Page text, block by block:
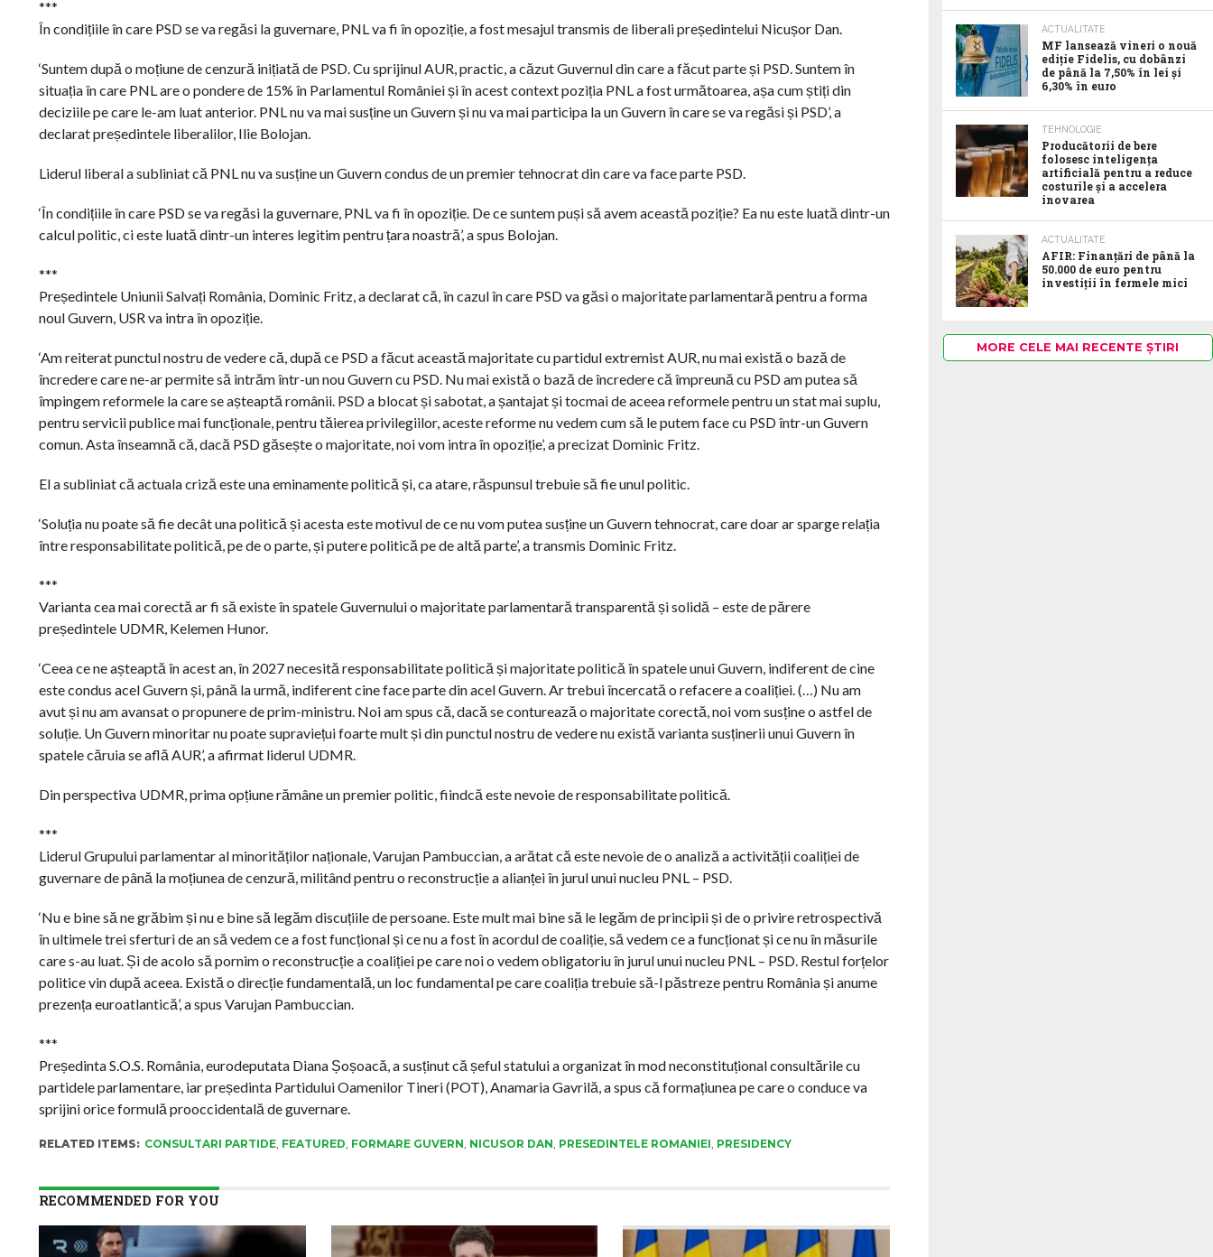
***
În condițiile în care PSD se va regăsi la guvernare, PNL va fi în opoziție, a fost mesajul transmis de liberali președintelui Nicușor Dan.
‘Suntem după o moțiune de cenzură inițiată de PSD. Cu sprijinul AUR, practic, a căzut Guvernul din care a făcut parte și PSD. Suntem în
situația în care PNL are o pondere de 15% în Parlamentul României și în acest context poziția PNL a fost următoarea, așa cum știți din
deciziile pe care le-am luat anterior. PNL nu va mai susține un Guvern și nu va mai participa la un Guvern în care se va regăsi și PSD’, a
declarat președintele liberalilor, Ilie Bolojan.
Liderul liberal a subliniat că PNL nu va susține un Guvern condus de un premier tehnocrat din care va face parte PSD.
‘În condițiile în care PSD se va regăsi la guvernare, PNL va fi în opoziție. De ce suntem puși să avem această poziție? Ea nu este luată dintr-un
calcul politic, ci este luată dintr-un interes legitim pentru țara noastră’, a spus Bolojan.
***
Președintele Uniunii Salvați România, Dominic Fritz, a declarat că, în cazul în care PSD va găsi o majoritate parlamentară pentru a forma
noul Guvern, USR va intra în opoziție.
‘Am reiterat punctul nostru de vedere că, după ce PSD a făcut această majoritate cu partidul extremist AUR, nu mai există o bază de
încredere care ne-ar permite să intrăm într-un nou Guvern cu PSD. Nu mai există o bază de încredere că împreună cu PSD am putea să
împingem reformele la care se așteaptă românii. PSD a blocat și sabotat, a șantajat și tocmai de aceea reformele pentru un stat mai suplu,
pentru servicii publice mai funcționale, pentru tăierea privilegiilor, aceste reforme nu vedem cum să le putem face cu PSD într-un Guvern
comun. Asta înseamnă că, dacă PSD găsește o majoritate, noi vom intra în opoziție’, a precizat Dominic Fritz.
El a subliniat că actuala criză este una eminamente politică și, ca atare, răspunsul trebuie să fie unul politic.
‘Soluția nu poate să fie decât una politică și acesta este motivul de ce nu vom putea susține un Guvern tehnocrat, care doar ar sparge relația
între responsabilitate politică, pe de o parte, și putere politică pe de altă parte’, a transmis Dominic Fritz.
***
Varianta cea mai corectă ar fi să existe în spatele Guvernului o majoritate parlamentară transparentă și solidă – este de părere
președintele UDMR, Kelemen Hunor.
‘Ceea ce ne așteaptă în acest an, în 2027 necesită responsabilitate politică și majoritate politică în spatele unui Guvern, indiferent de cine
este condus acel Guvern și, până la urmă, indiferent cine face parte din acel Guvern. Ar trebui încercată o refacere a coaliției. (…) Nu am
avut și nu am avansat o propunere de prim-ministru. Noi am spus că, dacă se conturează o majoritate corectă, noi vom susține o astfel de
soluție. Un Guvern minoritar nu poate supraviețui foarte mult și din punctul nostru de vedere nu există varianta susținerii unui Guvern în
spatele căruia se află AUR’, a afirmat liderul UDMR.
Din perspectiva UDMR, prima opțiune rămâne un premier politic, fiindcă este nevoie de responsabilitate politică.
***
Liderul Grupului parlamentar al minorităților naționale, Varujan Pambuccian, a arătat că este nevoie de o analiză a activității coaliției de
guvernare de până la moțiunea de cenzură, militând pentru o reconstrucție a alianței în jurul unui nucleu PNL – PSD.
‘Nu e bine să ne grăbim și nu e bine să legăm discuțiile de persoane. Este mult mai bine să le legăm de principii și de o privire retrospectivă
în ultimele trei sferturi de an să vedem ce a fost funcțional și ce nu a fost în acordul de coaliție, să vedem ce a funcționat și ce nu în măsurile
care s-au luat. Și de acolo să pornim o reconstrucție a coaliției pe care noi o vedem obligatoriu în jurul unui nucleu PNL – PSD. Restul forțelor
politice vin după aceea. Există o direcție fundamentală, un loc fundamental pe care coaliția trebuie să-l păstreze pentru România și anume
prezența euroatlantică’, a spus Varujan Pambuccian.
***
Președinta S.O.S. România, eurodeputata Diana Șoșoacă, a susținut că șeful statului a organizat în mod neconstituțional consultările cu
partidele parlamentare, iar președinta Partidului Oamenilor Tineri (POT), Anamaria Gavrilă, a spus că formațiunea pe care o conduce va
sprijini orice formulă prooccidentală de guvernare.
RELATED ITEMS: CONSULTARI PARTIDE, FEATURED FORMARE GUVERN NICUSOR DAN PRESEDINTELE ROMANIEI PRESIDENCY
RECOMMENDED FOR YOU
ACTUALITATE
MF lansează vineri o nouă
ediție Fidelis, cu dobânzi
de până la 7,50% în lei și
6,30% în euro
TEHNOLOGIE
Producătorii de bere
folosesc inteligența
artificială pentru a reduce
costurile și a accelera
inovarea
ACTUALITATE
AFIR: Finanțări de până la
50.000 de euro pentru
investiții în fermele mici
MORE CELE MAI RECENTE ȘTIRI